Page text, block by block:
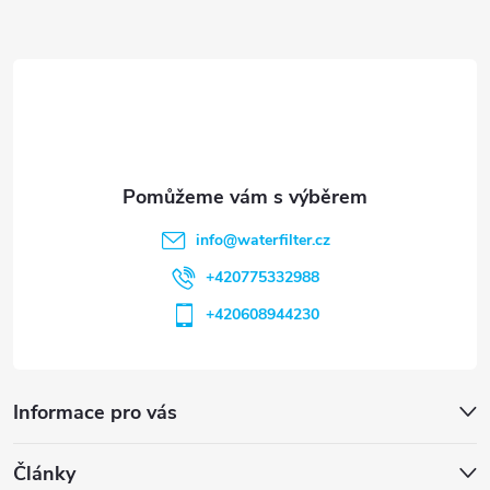
Informace pro vás
Články
info@waterfilter.cz
+420775332988
+420608944230